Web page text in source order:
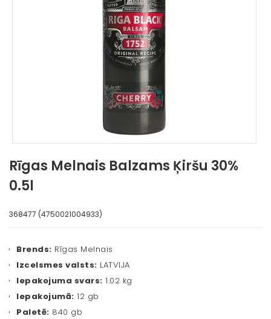
Rīgas Melnais Balzams Ķiršu 30%
0.5l
368477 (4750021004933)
Brends: Rīgas Melnais
Izcelsmes valsts: LATVIJA
Iepakojuma svars: 1.02 kg
Iepakojumā: 12 gb
Paletē: 840 gb